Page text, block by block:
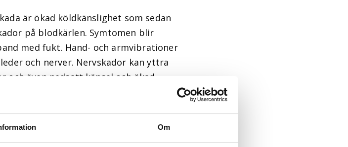
Om
är ökad köldkänslighet som sedan
på blodkärlen. Symtomen blir
med fukt. Hand- och armvibrationer
och nerver. Nervskador kan yttra
och även nedsatt känsel och ökad